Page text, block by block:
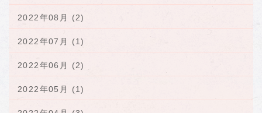
2022年08月 (2)
2022年07月 (1)
2022年06月 (2)
2022年05月 (1)